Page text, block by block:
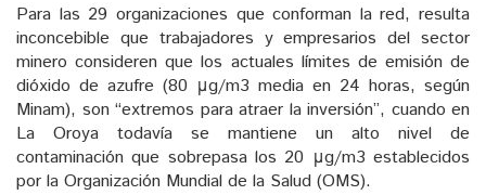
Para las 29 organizaciones que conforman la red, resulta
inconcebible que trabajadores y empresarios del sector
minero consideren que los actuales límites de emisión de
dióxido de azufre (80 μg/m3 media en 24 horas, según
Minam), son “extremos para atraer la inversión”, cuando en
La Oroya todavía se mantiene un alto nivel de
contaminación que sobrepasa los 20 μg/m3 establecidos
por la Organización Mundial de la Salud (OMS).